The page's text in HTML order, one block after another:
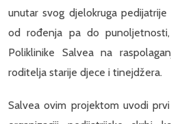
unutar svog djelokruga
od rođenja pa do
Poliklinike Salvea na
roditelja starije djece i tinejdžera.
Salvea ovim projektom uvodi